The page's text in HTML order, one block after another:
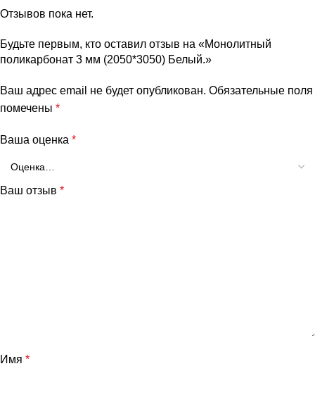
Отзывов пока нет.
Будьте первым, кто оставил отзыв на «Монолитный
поликарбонат 3 мм (2050*3050) Белый.»
Ваш адрес email не будет опубликован. Обязательные поля
помечены *
Ваша оценка *
Ваш отзыв *
Имя *